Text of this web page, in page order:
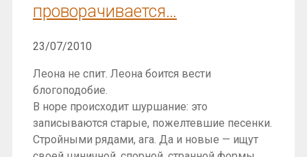
проворачивается…
23/07/2010
Леона не спит. Леона боится вести
блогоподобие.
В норе происходит шуршание: это
записываются старые, пожелтевшие песенки.
Стройными рядами, ага. Да и новые — ищут